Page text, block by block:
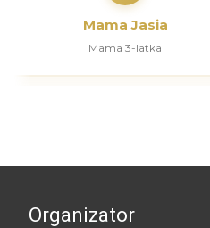
Mama Jasia
Mama 3-latka
Organizator